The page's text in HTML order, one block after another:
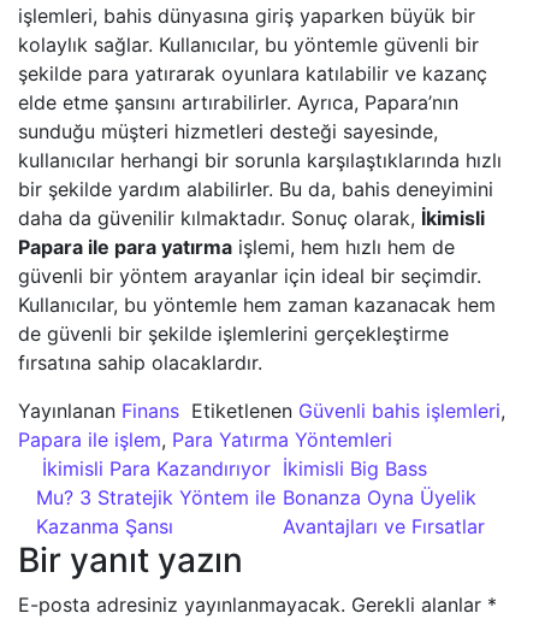
işlemleri, bahis dünyasına giriş yaparken büyük bir
kolaylık sağlar. Kullanıcılar, bu yöntemle güvenli bir
şekilde para yatırarak oyunlara katılabilir ve kazanç
elde etme şansını artırabilirler. Ayrıca, Papara’nın
sunduğu müşteri hizmetleri desteği sayesinde,
kullanıcılar herhangi bir sorunla karşılaştıklarında hızlı
bir şekilde yardım alabilirler. Bu da, bahis deneyimini
daha da güvenilir kılmaktadır. Sonuç olarak, İkimisli
Papara ile para yatırma işlemi, hem hızlı hem de
güvenli bir yöntem arayanlar için ideal bir seçimdir.
Kullanıcılar, bu yöntemle hem zaman kazanacak hem
de güvenli bir şekilde işlemlerini gerçekleştirme
fırsatına sahip olacaklardır.
Yayınlanan Finans Etiketlenen Güvenli bahis işlemleri,
Papara ile işlem, Para Yatırma Yöntemleri
Yazı dolaşımı
İkimisli Para Kazandırıyor
Mu? 3 Stratejik Yöntem ile
Kazanma Şansı
İkimisli Big Bass
Bonanza Oyna Üyelik
Avantajları ve Fırsatlar
Bir yanıt yazın
E-posta adresiniz yayınlanmayacak. Gerekli alanlar *